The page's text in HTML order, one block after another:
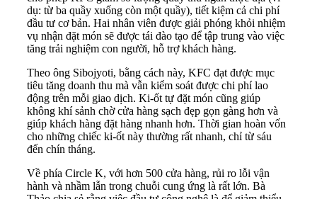
dụ: từ ba quầy xuống còn một quầy), tiết kiệm cả chi phí
đầu tư cơ bản. Hai nhân viên được giải phóng khỏi nhiệm
vụ nhận đặt món sẽ được tái đào tạo để tập trung vào việc
tăng trải nghiệm con người, hỗ trợ khách hàng.
Theo ông Sibojyoti, bằng cách này, KFC đạt được mục
tiêu tăng doanh thu mà vẫn kiểm soát được chi phí lao
động trên mỗi giao dịch. Ki-ốt tự đặt món cũng giúp
không khí sảnh chờ cửa hàng sạch đẹp gọn gàng hơn và
giúp khách hàng đặt hàng nhanh hơn. Thời gian hoàn vốn
cho những chiếc ki-ốt này thường rất nhanh, chỉ từ sáu
đến chín tháng.
Về phía Circle K, với hơn 500 cửa hàng, rủi ro lỗi vận
hành và nhầm lẫn trong chuỗi cung ứng là rất lớn. Bà